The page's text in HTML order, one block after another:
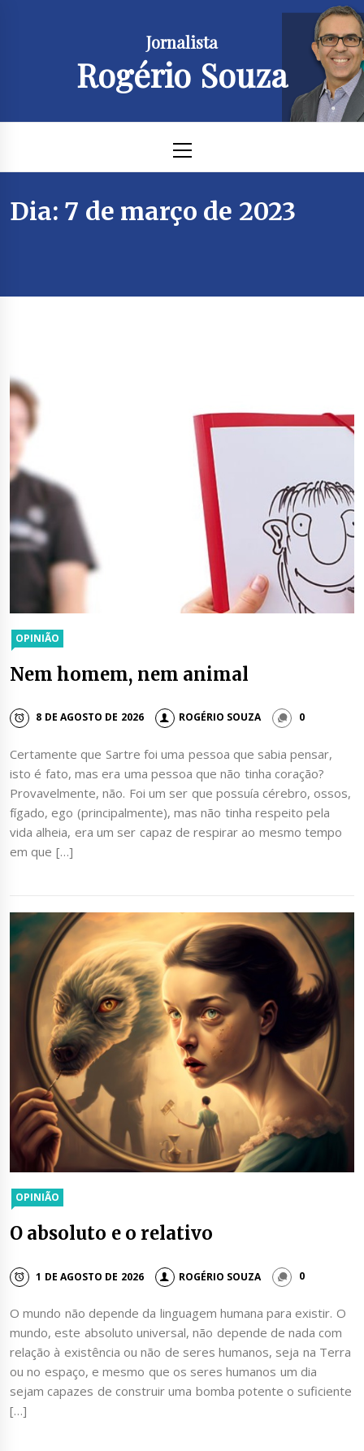
Jornalista
Rogério Souza
Menu
Dia: 7 de março de 2023
OPINIÃO
Nem homem, nem animal
8 DE AGOSTO DE 2026 ROGÉRIO SOUZA 0
Certamente que Sartre foi uma pessoa que sabia pensar,
isto é fato, mas era uma pessoa que não tinha coração?
Provavelmente, não. Foi um ser que possuía cérebro, ossos,
fígado, ego (principalmente), mas não tinha respeito pela
vida alheia, era um ser capaz de respirar ao mesmo tempo
em que […]
OPINIÃO
O absoluto e o relativo
1 DE AGOSTO DE 2026 ROGÉRIO SOUZA 0
O mundo não depende da linguagem humana para existir. O
mundo, este absoluto universal, não depende de nada com
relação à existência ou não de seres humanos, seja na Terra
ou no espaço, e mesmo que os seres humanos um dia
sejam capazes de construir uma bomba potente o suficiente
[…]